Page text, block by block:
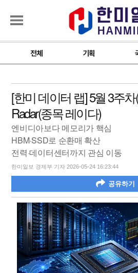
전체 기획
[한미 데이터 랩] 5월 3주차
Radar(종목 레이다)
엔비디아보다 메모리가 핵심
HBM·SSD로 순환매 확산
전력·데이터센터까지 관심 이동
한미일보 경제부 기자 2026-05-24 16:23:44
공유하기